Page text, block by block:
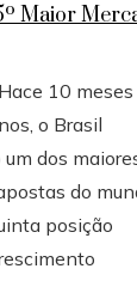
Maior
Hace 10 meses
o Brasil
dos
do
posição